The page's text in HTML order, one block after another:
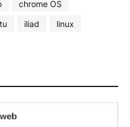
chrome OS
iliad
linux